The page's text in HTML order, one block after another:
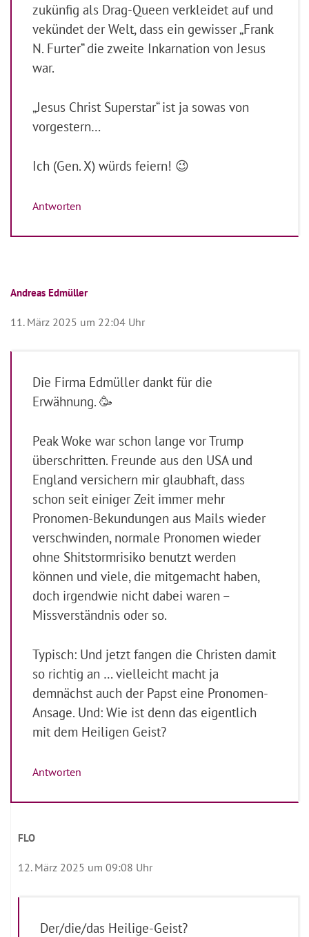
zukünfig als Drag-Queen verkleidet auf und
vekündet der Welt, dass ein gewisser „Frank
N. Furter“ die zweite Inkarnation von Jesus
war.
„Jesus Christ Superstar“ ist ja sowas von
vorgestern…
Ich (Gen. X) würds feiern! 😉
Antworten
Andreas Edmüller
11. März 2025 um 22:04 Uhr
Die Firma Edmüller dankt für die
Erwähnung. 🥳
Peak Woke war schon lange vor Trump
überschritten. Freunde aus den USA und
England versichern mir glaubhaft, dass
schon seit einiger Zeit immer mehr
Pronomen-Bekundungen aus Mails wieder
verschwinden, normale Pronomen wieder
ohne Shitstormrisiko benutzt werden
können und viele, die mitgemacht haben,
doch irgendwie nicht dabei waren –
Missverständnis oder so.
Typisch: Und jetzt fangen die Christen damit
so richtig an … vielleicht macht ja
demnächst auch der Papst eine Pronomen-
Ansage. Und: Wie ist denn das eigentlich
mit dem Heiligen Geist?
Antworten
FLO
12. März 2025 um 09:08 Uhr
Der/die/das Heilige-Geist?